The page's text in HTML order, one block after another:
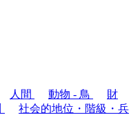
人間 動物 - 鳥
財
社会的地位・階級・兵